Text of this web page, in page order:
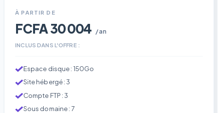
À PARTIR DE
FCFA 30 004 /an
INCLUS DANS L'OFFRE :
Espace disque : 150Go
Site hébergé : 3
Compte FTP : 3
Sous domaine : 7